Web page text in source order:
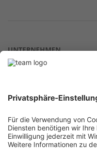
UNTERNEHMEN
Über uns
Karriere
Kontakt